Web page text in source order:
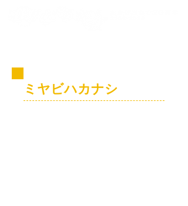
ミヤビハカナシ